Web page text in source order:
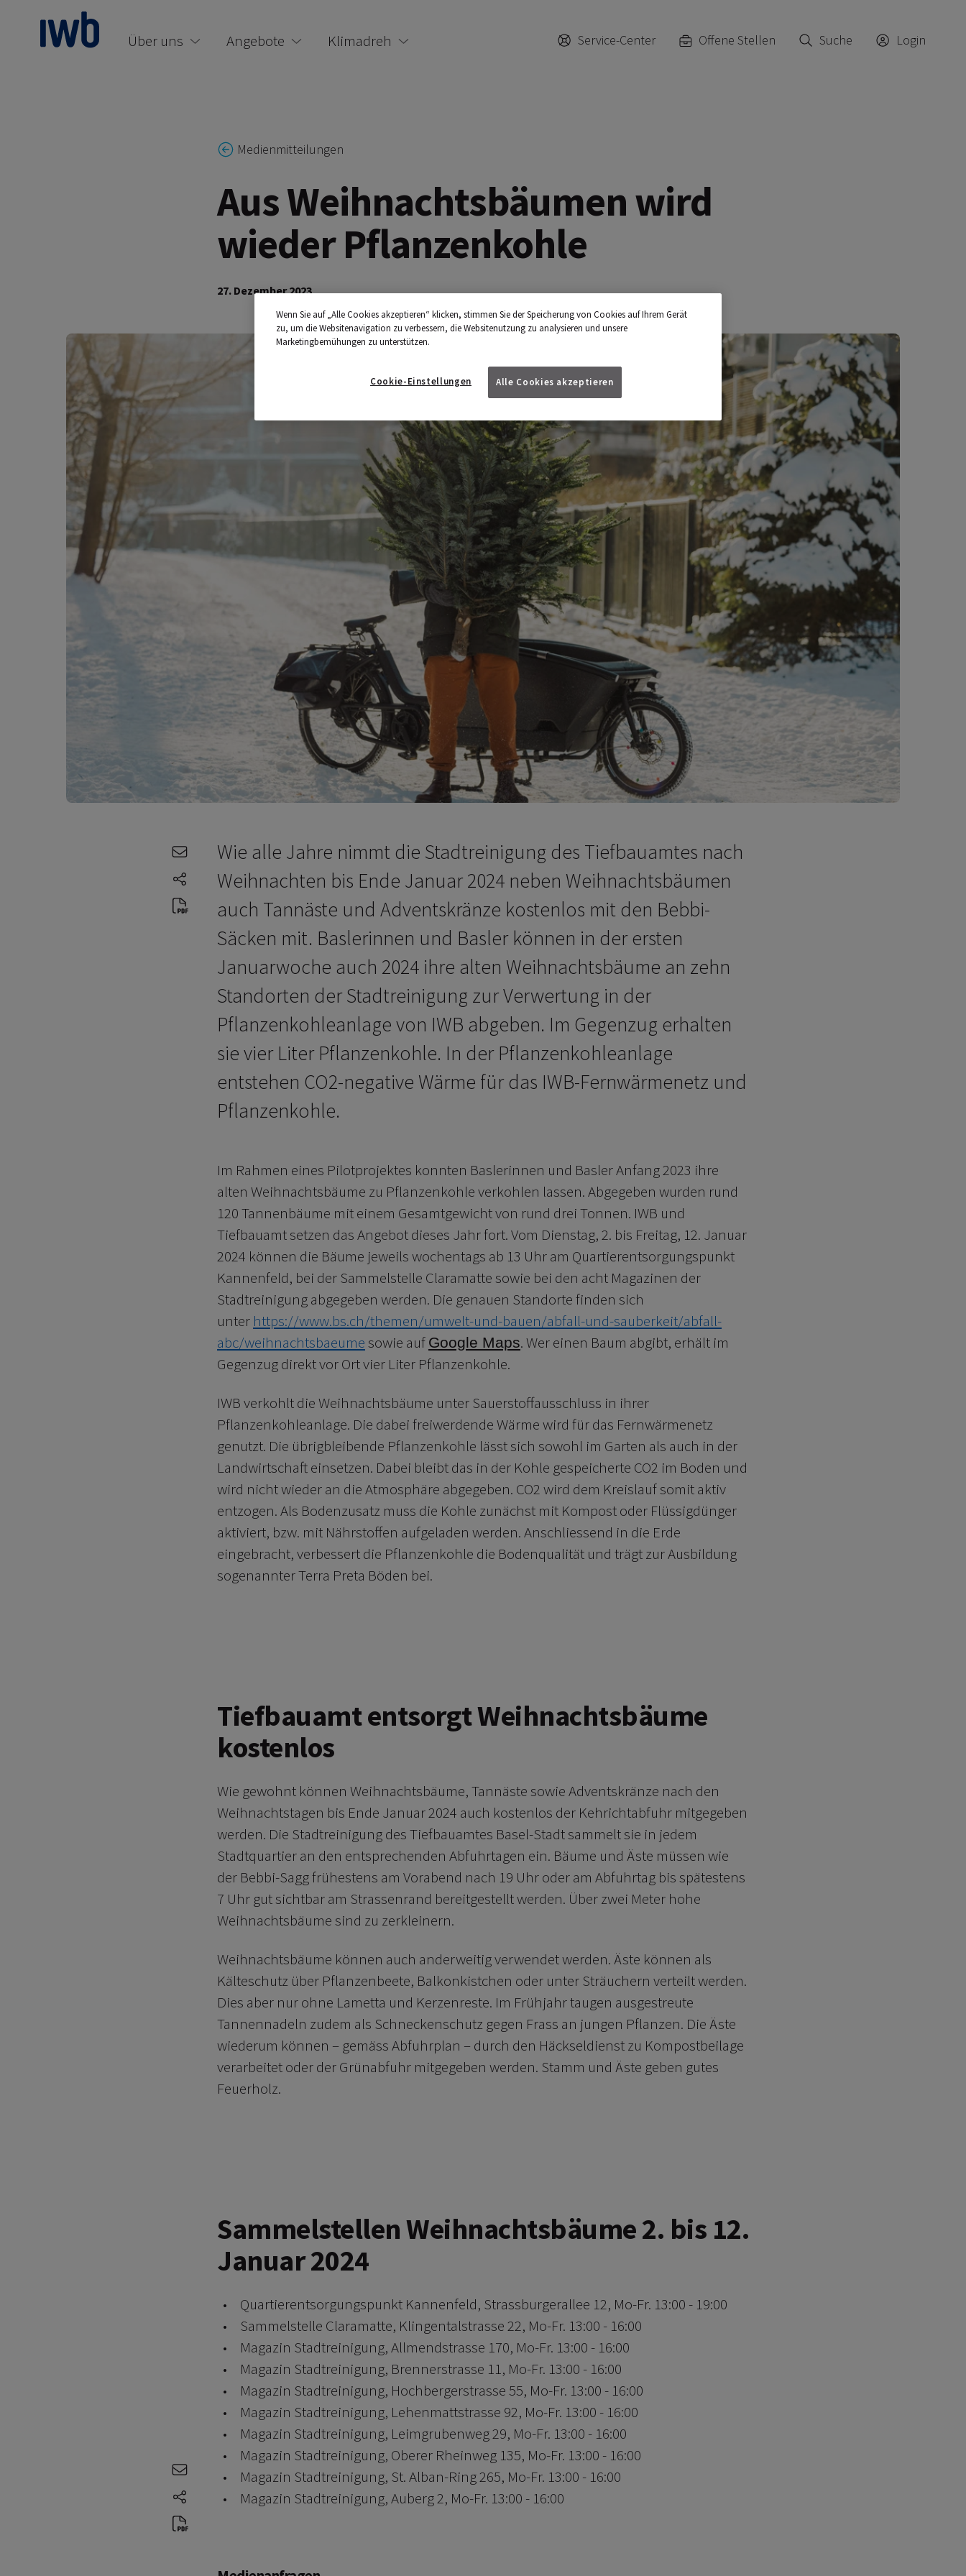
zum Main Content
Über uns
Angebote Klimadreh Service-Center Offene Stellen Suche Login
Medienmitteilungen
Aus Weihnachtsbäumen wird
wieder Pflanzenkohle
27. Dezember 2023
e-mail
share-icons
Wie alle Jahre nimmt die Stadtreinigung des Tiefbauamtes nach
Weihnachten bis Ende Januar 2024 neben Weihnachtsbäumen
auch Tannäste und Adventskränze kostenlos mit den Bebbi-
Säcken mit. Baslerinnen und Basler können in der ersten
Januarwoche auch 2024 ihre alten Weihnachtsbäume an zehn
Standorten der Stadtreinigung zur Verwertung in der
Pflanzenkohleanlage von IWB abgeben. Im Gegenzug erhalten
sie vier Liter Pflanzenkohle. In der Pflanzenkohleanlage
entstehen CO2-negative Wärme für das IWB-Fernwärmenetz und
Pflanzenkohle.
Im Rahmen eines Pilotprojektes konnten Baslerinnen und Basler Anfang 2023 ihre
alten Weihnachtsbäume zu Pflanzenkohle verkohlen lassen. Abgegeben wurden rund
120 Tannenbäume mit einem Gesamtgewicht von rund drei Tonnen. IWB und
Tiefbauamt setzen das Angebot dieses Jahr fort. Vom Dienstag, 2. bis Freitag, 12. Januar
2024 können die Bäume jeweils wochentags ab 13 Uhr am Quartierentsorgungspunkt
Kannenfeld, bei der Sammelstelle Claramatte sowie bei den acht Magazinen der
Stadtreinigung abgegeben werden. Die genauen Standorte finden sich
unter https://www.bs.ch/themen/umwelt-und-bauen/abfall-und-sauberkeit/abfall-
abc/weihnachtsbaeumesowie auf Google Maps. Wer einen Baum abgibt, erhält im
Gegenzug direkt vor Ort vier Liter Pflanzenkohle.
IWB verkohlt die Weihnachtsbäume unter Sauerstoffausschluss in ihrer
Pflanzenkohleanlage. Die dabei freiwerdende Wärme wird für das Fernwärmenetz
genutzt. Die übrigbleibende Pflanzenkohle lässt sich sowohl im Garten als auch in der
Landwirtschaft einsetzen. Dabei bleibt das in der Kohle gespeicherte CO2 im Boden und
wird nicht wieder an die Atmosphäre abgegeben. CO2 wird dem Kreislauf somit aktiv
entzogen. Als Bodenzusatz muss die Kohle zunächst mit Kompost oder Flüssigdünger
aktiviert, bzw. mit Nährstoffen aufgeladen werden. Anschliessend in die Erde
eingebracht, verbessert die Pflanzenkohle die Bodenqualität und trägt zur Ausbildung
sogenannter Terra Preta Böden bei.
Tiefbauamt entsorgt Weihnachtsbäume
kostenlos
Wie gewohnt können Weihnachtsbäume, Tannäste sowie Adventskränze nach den
Weihnachtstagen bis Ende Januar 2024 auch kostenlos der Kehrichtabfuhr mitgegeben
werden. Die Stadtreinigung des Tiefbauamtes Basel-Stadt sammelt sie in jedem
Stadtquartier an den entsprechenden Abfuhrtagen ein. Bäume und Äste müssen wie
der Bebbi-Sagg frühestens am Vorabend nach 19 Uhr oder am Abfuhrtag bis spätestens
7 Uhr gut sichtbar am Strassenrand bereitgestellt werden. Über zwei Meter hohe
Weihnachtsbäume sind zu zerkleinern.
Weihnachtsbäume können auch anderweitig verwendet werden. Äste können als
Kälteschutz über Pflanzenbeete, Balkonkistchen oder unter Sträuchern verteilt werden.
Dies aber nur ohne Lametta und Kerzenreste. Im Frühjahr taugen ausgestreute
Tannennadeln zudem als Schneckenschutz gegen Frass an jungen Pflanzen. Die Äste
wiederum können – gemäss Abfuhrplan – durch den Häckseldienst zu Kompostbeilage
verarbeitet oder der Grünabfuhr mitgegeben werden. Stamm und Äste geben gutes
Feuerholz.
Sammelstellen Weihnachtsbäume 2. bis 12.
Januar 2024
Quartierentsorgungspunkt Kannenfeld, Strassburgerallee 12, Mo-Fr. 13:00 - 19:00
Sammelstelle Claramatte, Klingentalstrasse 22, Mo-Fr. 13:00 - 16:00
Magazin Stadtreinigung, Allmendstrasse 170, Mo-Fr. 13:00 - 16:00
Magazin Stadtreinigung, Brennerstrasse 11, Mo-Fr. 13:00 - 16:00
Magazin Stadtreinigung, Hochbergerstrasse 55, Mo-Fr. 13:00 - 16:00
Magazin Stadtreinigung, Lehenmattstrasse 92, Mo-Fr. 13:00 - 16:00
Magazin Stadtreinigung, Leimgrubenweg 29, Mo-Fr. 13:00 - 16:00
Magazin Stadtreinigung, Oberer Rheinweg 135, Mo-Fr. 13:00 - 16:00
Magazin Stadtreinigung, St. Alban-Ring 265, Mo-Fr. 13:00 - 16:00
Magazin Stadtreinigung, Auberg 2, Mo-Fr. 13:00 - 16:00
share-icons
Wenn Sie auf „Alle Cookies akzeptieren“ klicken, stimmen Sie der Speicherung von Cookies auf Ihrem Gerät
zu, um die Websitenavigation zu verbessern, die Websitenutzung zu analysieren und unsere
Marketingbemühungen zu unterstützen.
Alle Cookies akzeptieren
Cookie-Einstellungen